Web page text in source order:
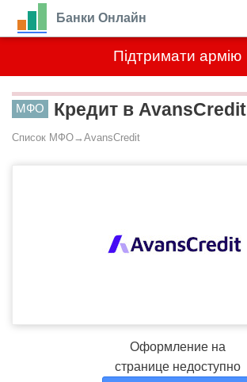
Підтримати армію
Банки Онлайн
МФО Кредит в AvansCredit
Список МФО→ AvansCredit
Оформление на
странице недоступно